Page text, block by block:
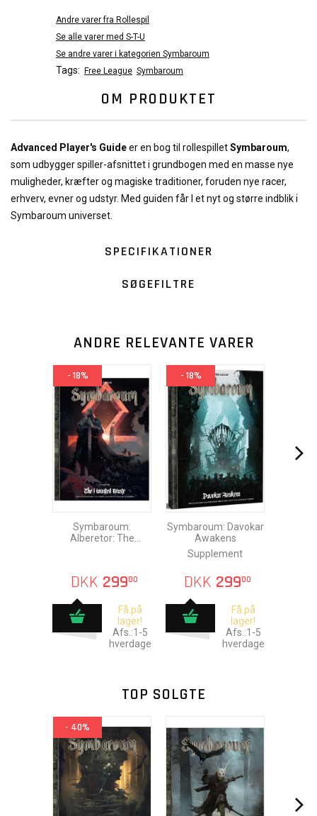
Andre varer fra Rollespil
Se alle varer med S-T-U
Se andre varer i kategorien Symbaroum
Tags: Free League Symbaroum
OM PRODUKTET
Advanced Player's Guideer en bog til rollespilletSymbaroum,
som udbygger spiller-afsnittet i grundbogen med en masse nye
muligheder, kræfter og magiske traditioner, foruden nye racer,
erhverv, evner og udstyr. Med guiden får I et nyt og større indblik i
Symbaroum universet.
SPECIFIKATIONER
SØGEFILTRE
ANDRE RELEVANTE VARER
- 18%
Symbaroum:
Alberetor: The
DKK 29900
Få på
lager!
Afs.:1-5
hverdage
- 18%
Symbaroum: Davokar
Awakens
Supplement
DKK 29900
Få på
lager!
Afs.:1-5
hverdage
TOP SOLGTE
- 40%